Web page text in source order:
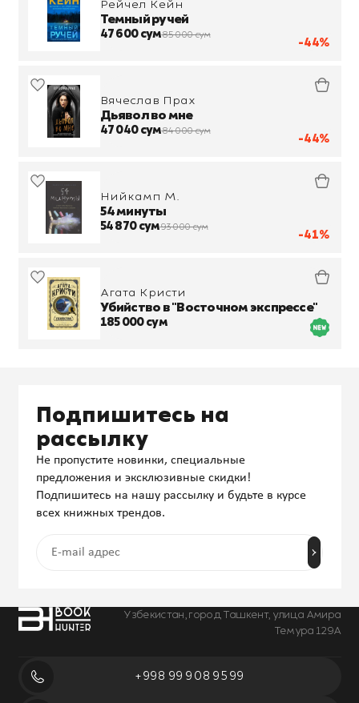
-44%
Рейчел Кейн
Темный ручей
47 600 сум85 000 сум
-44%
Вячеслав Прах
Дьявол во мне
47 040 сум84 000 сум
-41%
Нийкамп М.
54 минуты
54 870 сум93 000 сум
Агата Кристи
Убийство в "Восточном экспрессе"
185 000 сум
Узбекистан, город Ташкент, улица Амира
Темура 129А
+998 99 908 95 99
Подпишитесь на
рассылку
Не пропустите новинки, специальные
предложения и эксклюзивные скидки!
Подпишитесь на нашу рассылку и будьте в курсе
всех книжных трендов.